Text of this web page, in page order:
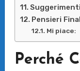
Pensieri
Mi piace:
Perché